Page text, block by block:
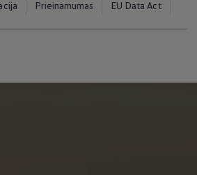
atšaukimas dėl saugos problemų
Prieinamumas EU Data Act